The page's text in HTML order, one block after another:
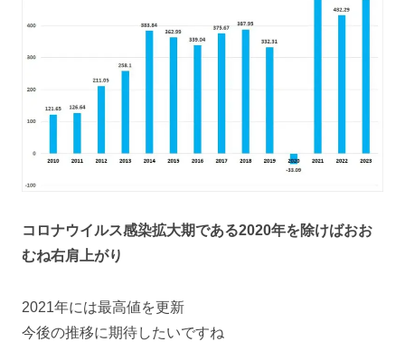
コロナウイルス感染拡大期である2020年を除けばおお
むね右肩上がり
2021年には最高値を更新
今後の推移に期待したいですね